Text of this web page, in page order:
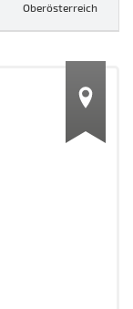
Oberösterreich